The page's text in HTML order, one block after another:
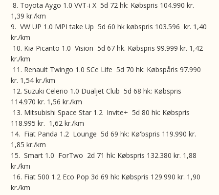
8. Toyota Aygo 1.0 VVT-i X 5d 72 hk: Købspris 104.990 kr.
1,39 kr./km
9. VW UP 1.0 MPI take Up 5d 60 hk købspris 103.596 kr. 1,40
kr./km
10. Kia Picanto 1.0 Vision 5d 67 hk. Købspris 99.999 kr. 1,42
kr./km
11. Renault Twingo 1.0 SCe Life 5d 70 hk: Købspåris 97.990
kr. 1,54 kr./km
12. Suzuki Celerio 1.0 Dualjet Club 5d 68 hk: Købspris
114.970 kr. 1,56 kr./km
13. Mitsubishi Space Star 1.2 Invite+ 5d 80 hk: Købspris
118.995 kr. 1,62 kr./km
14. Fiat Panda 1.2 Lounge 5d 69 hk: Kø'bspris 119.990 kr.
1,85 kr./km
15. Smart 1.0 ForTwo 2d 71 hk: Købspris 132.380 kr. 1,88
kr./km
16. Fiat 500 1.2 Eco Pop 3d 69 hk: Købspris 129.990 kr. 1,90
kr./km